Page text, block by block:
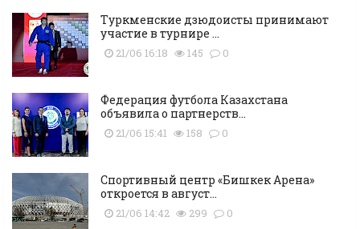
Туркменские дзюдоисты принимают
участие в турнире ...
21/06 16:18 145 0
Федерация футбола Казахстана
объявила о партнерств...
21/06 15:41 158 0
Cпортивный центр «Бишкек Арена»
откроется в август...
21/06 14:42 299 0